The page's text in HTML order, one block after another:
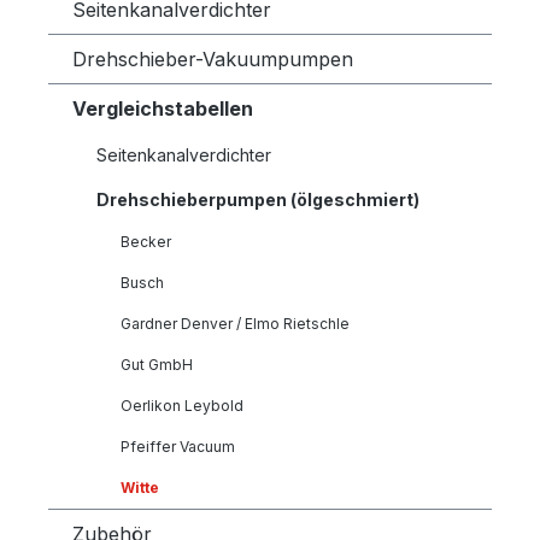
Seitenkanalverdichter
Drehschieber-Vakuumpumpen
Vergleichstabellen
Seitenkanalverdichter
Drehschieberpumpen (ölgeschmiert)
Becker
Busch
Gardner Denver / Elmo Rietschle
Gut GmbH
Oerlikon Leybold
Pfeiffer Vacuum
Witte
Zubehör